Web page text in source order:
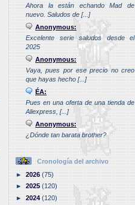
Ahora la están echando Mad de
nuevo. Saludos de [...]
Anonymous:
Excelente serie saludos desde el
2025
Anonymous:
Vaya, pues por ese precio no creo
que hayas hecho [...]
ÉA:
Pues en una oferta de una tienda de
Aliexpress, [...]
Anonymous:
¿Dónde tan barata brother?
Cronología del archivo
►2026(75)
►2025(120)
►2024(120)